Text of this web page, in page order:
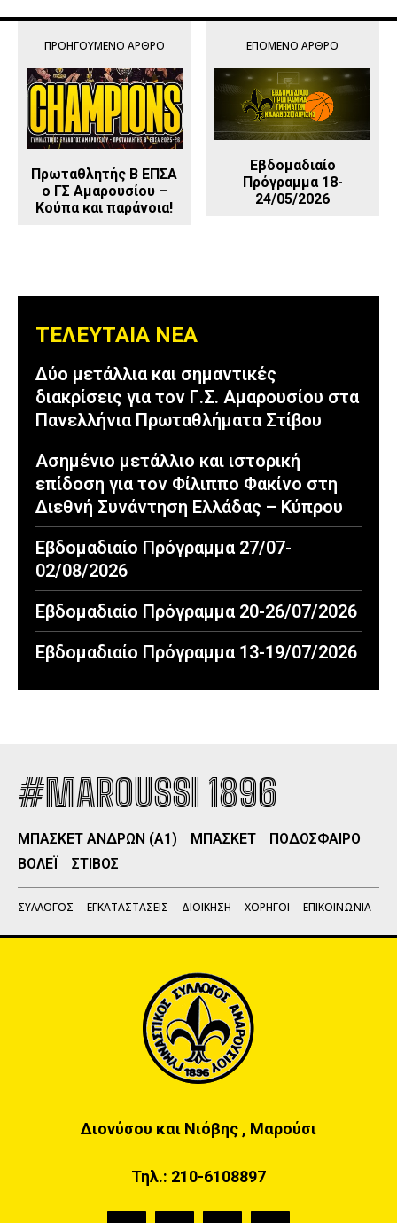
ΠΡΟΗΓΟΎΜΕΝΟ ΆΡΘΡΟ
Πρωταθλητής Β ΕΠΣΑ
o ΓΣ Αμαρουσίου –
Κούπα και παράνοια!
ΕΠΌΜΕΝΟ ΆΡΘΡΟ
Εβδομαδιαίο
Πρόγραμμα 18-
24/05/2026
ΤΕΛΕΥΤΑΙΑ ΝΕΑ
Δύο μετάλλια και σημαντικές
διακρίσεις για τον Γ.Σ. Αμαρουσίου στα
Πανελλήνια Πρωταθλήματα Στίβου
Ασημένιο μετάλλιο και ιστορική
επίδοση για τον Φίλιππο Φακίνο στη
Διεθνή Συνάντηση Ελλάδας – Κύπρου
Εβδομαδιαίο Πρόγραμμα 27/07-
02/08/2026
Εβδομαδιαίο Πρόγραμμα 20-26/07/2026
Εβδομαδιαίο Πρόγραμμα 13-19/07/2026
#MAROUSSI 1896
ΜΠΑΣΚΕΤ ΑΝΔΡΩΝ (Α1) ΜΠΑΣΚΕΤ
ΠΟΔΟΣΦΑΙΡΟ
ΒΟΛΕΪ
ΣΤΙΒΟΣ
ΣΥΛΛΟΓΟΣ ΕΓΚΑΤΑΣΤΑΣΕΙΣ ΔΙΟΙΚΗΣΗ ΧΟΡΗΓΟΙ ΕΠΙΚΟΙΝΩΝΙΑ
Διονύσου και Νιόβης , Μαρούσι
Τηλ.: 210-6108897